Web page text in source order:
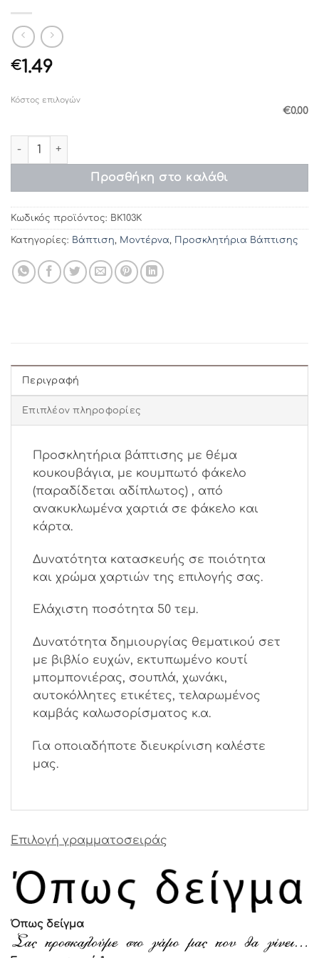
€1.49
Κόστος επιλογών
€0.00
Προσκλητήρια βάπτισης ΒΚ103Κ (16Χ16) ποσότητα
Προσθήκη στο καλάθι
Κωδικός προϊόντος: ΒΚ103Κ
Κατηγορίες: Βάπτιση, Μοντέρνα, Προσκλητήρια Βάπτισης
Περιγραφή
Επιπλέον πληροφορίες
Προσκλητήρια βάπτισης με θέμα
κουκουβάγια, με κουμπωτό φάκελο
(παραδίδεται αδίπλωτος) , από
ανακυκλωμένα χαρτιά σε φάκελο και
κάρτα.
Δυνατότητα κατασκευής σε ποιότητα
και χρώμα χαρτιών της επιλογής σας.
Ελάχιστη ποσότητα 50 τεμ.
Δυνατότητα δημιουργίας θεματικού σετ
με βιβλίο ευχών, εκτυπωμένο κουτί
μπομπονιέρας, σουπλά, χωνάκι,
αυτοκόλλητες ετικέτες, τελαρωμένος
καμβάς καλωσορίσματος κ.α.
Για οποιαδήποτε διευκρίνιση καλέστε
μας.
Επιλογή γραμματοσειράς
Όπως δείγμα